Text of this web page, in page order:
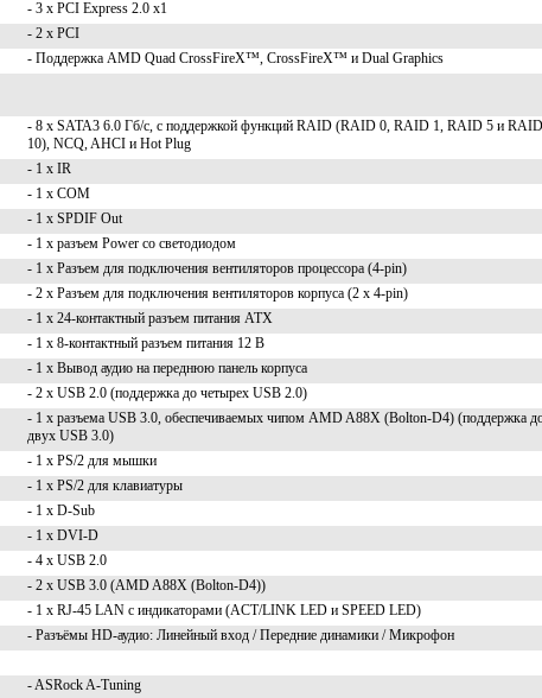
- 3 x PCI Express 2.0 x1
- 2 x PCI
- Поддержка AMD Quad CrossFireX™, CrossFireX™ и Dual Graphics
- 8 x SATA3 6.0 Гб/с, с поддержкой функций RAID (RAID 0, RAID 1, RAID 5 и RAID
10), NCQ, AHCI и Hot Plug
- 1 x IR
- 1 x COM
- 1 x SPDIF Out
- 1 x разъем Power со светодиодом
- 1 x Разъем для подключения вентиляторов процессора (4-pin)
- 2 x Разъем для подключения вентиляторов корпуса (2 x 4-pin)
- 1 x 24-контактный разъем питания ATX
- 1 x 8-контактный разъем питания 12 В
- 1 x Вывод аудио на переднюю панель корпуса
- 2 x USB 2.0 (поддержка до четырех USB 2.0)
- 1 x разъема USB 3.0, обеспечиваемых чипом AMD A88X (Bolton-D4) (поддержка
двух USB 3.0)
- 1 x PS/2 для мышки
- 1 x PS/2 для клавиатуры
- 1 x D-Sub
- 1 x DVI-D
- 4 x USB 2.0
- 2 x USB 3.0 (AMD A88X (Bolton-D4))
- 1 x RJ-45 LAN с индикаторами (ACT/LINK LED и SPEED LED)
- Разъёмы HD-аудио: Линейный вход / Передние динамики / Микрофон
- ASRock A-Tuning